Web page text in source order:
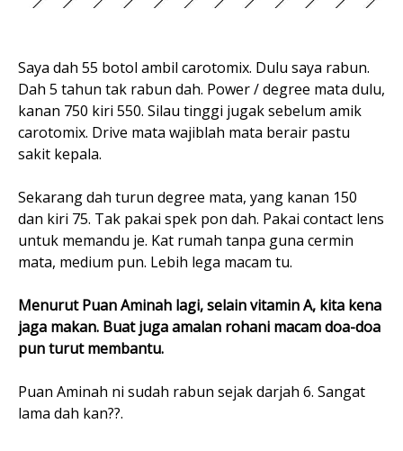
Saya dah 55 botol ambil carotomix. Dulu saya rabun.
Dah 5 tahun tak rabun dah. Power / degree mata dulu,
kanan 750 kiri 550. Silau tinggi jugak sebelum amik
carotomix. Drive mata wajiblah mata berair pastu
sakit kepala.
Sekarang dah turun degree mata, yang kanan 150
dan kiri 75. Tak pakai spek pon dah. Pakai contact lens
untuk memandu je. Kat rumah tanpa guna cermin
mata, medium pun. Lebih lega macam tu.
Menurut Puan Aminah lagi, selain vitamin A, kita kena
jaga makan. Buat juga amalan rohani macam doa-doa
pun turut membantu.
Puan Aminah ni sudah rabun sejak darjah 6. Sangat
lama dah kan??.